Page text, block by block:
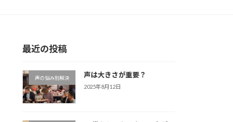
最近の投稿
声の悩み別解決 声は大きさが重要？
2025年8月12日